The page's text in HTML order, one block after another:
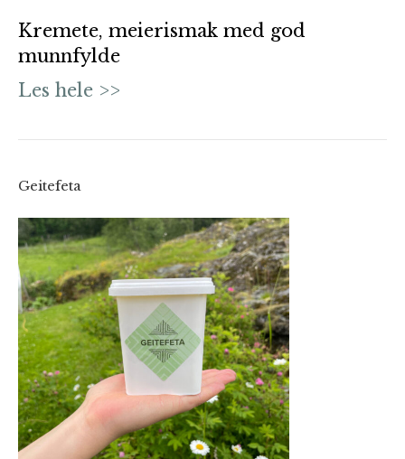
Kremete, meierismak med god
munnfylde
Les hele >>
Geitefeta